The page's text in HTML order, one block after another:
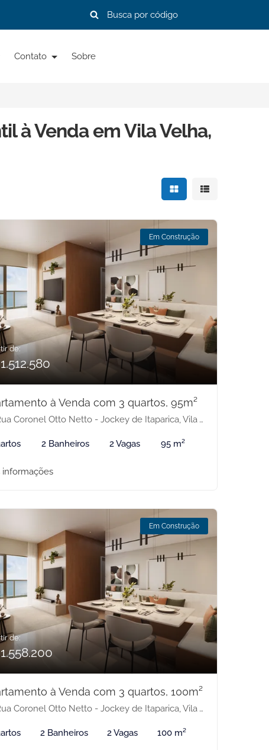
Contato Sobre
à Venda em Vila Velha,
Mostrar resultados
Mostrar
Em Construção
de:
à Venda com 3 quartos, 95m²
Coronel Otto Netto - Jockey de Itaparica, Vila Velha-ES
2 Banheiros 2 Vagas 95 m²
informações
Em Construção
de:
à Venda com 3 quartos, 100m²
Coronel Otto Netto - Jockey de Itaparica, Vila Velha-ES
2 Banheiros 2 Vagas 100 m²